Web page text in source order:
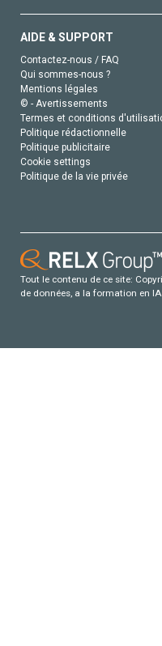
AIDE & SUPPORT
Contactez-nous / FAQ
Qui sommes-nous ?
Mentions légales
© - Avertissements
Termes et conditions
Politique rédactionnelle
Politique publicitaire
Cookie settings
Politique de la vie privée
Tout le contenu de ce site:
de données, a la formation en